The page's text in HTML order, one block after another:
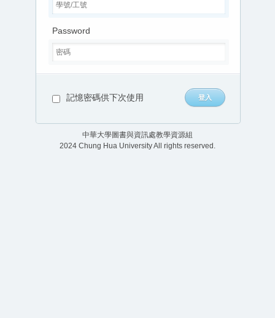
Password
記憶密碼供下次使用
中華大學圖書與資訊處教學資源組
2024 Chung Hua University All rights reserved.